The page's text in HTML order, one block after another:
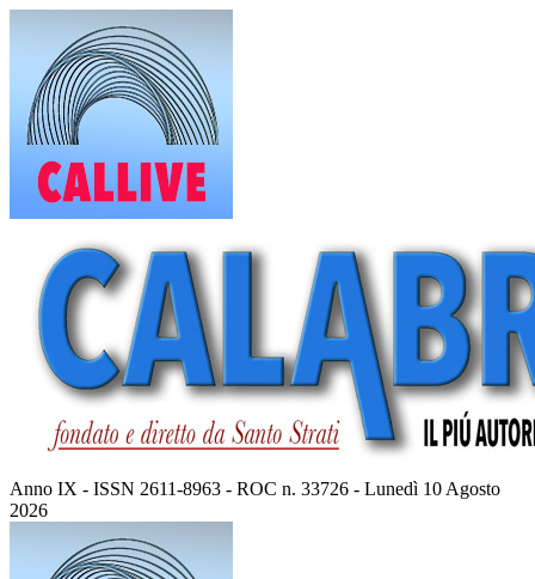
contenuto
Anno IX - ISSN 2611-8963 - ROC n. 33726 - Lunedì 10 Agosto
2026